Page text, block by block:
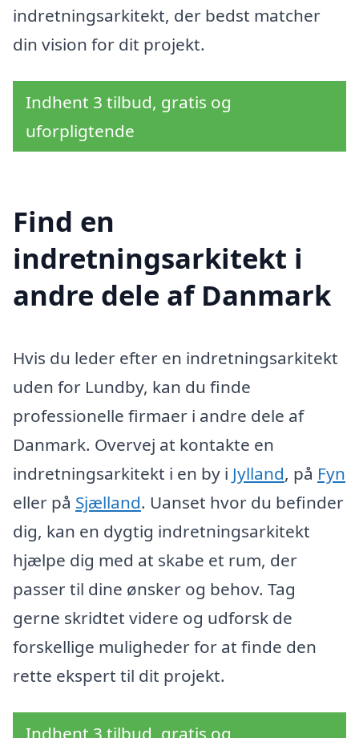
indretningsarkitekt, der bedst matcher
din vision for dit projekt.
Indhent 3 tilbud, gratis og
uforpligtende
Find en
indretningsarkitekt i
andre dele af Danmark
Hvis du leder efter en indretningsarkitekt
uden for Lundby, kan du finde
professionelle firmaer i andre dele af
Danmark. Overvej at kontakte en
indretningsarkitekt i en by i Jylland, på Fyn
eller på Sjælland. Uanset hvor du befinder
dig, kan en dygtig indretningsarkitekt
hjælpe dig med at skabe et rum, der
passer til dine ønsker og behov. Tag
gerne skridtet videre og udforsk de
forskellige muligheder for at finde den
rette ekspert til dit projekt.
Indhent 3 tilbud, gratis og